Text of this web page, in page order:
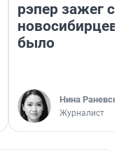
рэпер зажег с
новосибирцев:
было
Нина
Журналист